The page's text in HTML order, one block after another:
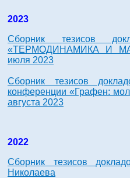
2023
Сборник тезисов
«ТЕРМОДИНАМИКА И
июля 2023
Сборник тезисов
конференции «Графен:
августа 2023
2022
Сборник тезисов
Николаева